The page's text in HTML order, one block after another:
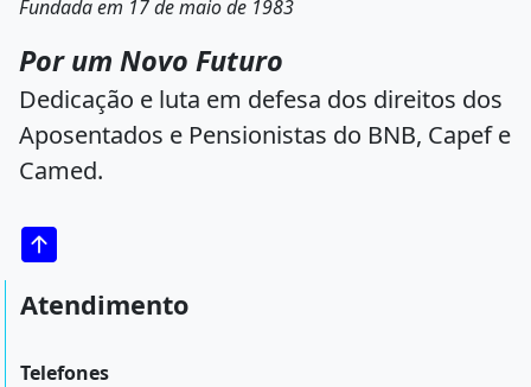
Fundada em 17 de maio de 1983
Por um Novo Futuro
Dedicação e luta em defesa dos direitos dos
Aposentados e Pensionistas do BNB, Capef e
Camed.
Atendimento
Telefones